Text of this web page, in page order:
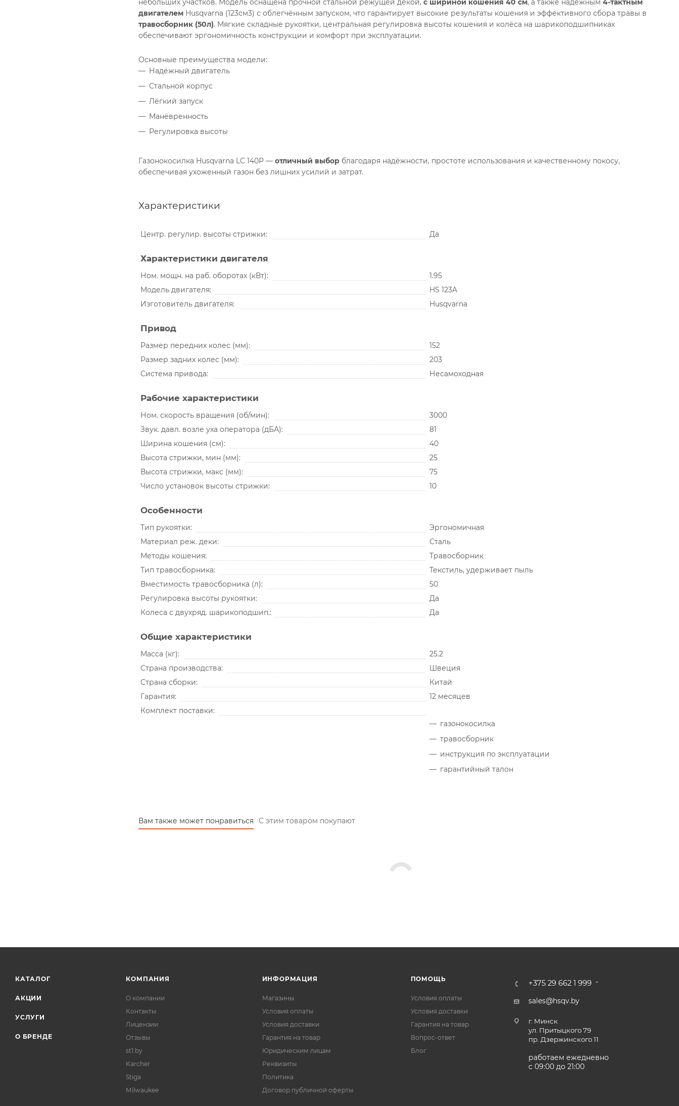
двигателем Husqvarna (123см3) с облегчённым запуском, что гарантирует высокие результаты кошения и эффективного сбора травы в
травосборник (50л). Мягкие складные рукоятки, центральная регулировка высоты кошения и колёса на шарикоподшипниках
обеспечивают эргономичность конструкции и комфорт при эксплуатации.
Основные преимущества модели:
Надёжный двигатель
Стальной корпус
Лёгкий запуск
Манёвренность
Регулировка высоты
Газонокосилка Husqvarna LC 140P — отличный выбор благодаря надёжности, простоте использования и качественному покосу,
обеспечивая ухоженный газон без лишних усилий и затрат.
Характеристики
Центр. регулир. высоты стрижки Да
Характеристики двигателя
Ном. мощн. на раб. оборотах (кВт)
1.95
Модель двигателя
HS 123A
Изготовитель двигателя
Husqvarna
Привод
Размер передних колес (мм)
152
Размер задних колес (мм)
203
Система привода
Несамоходная
Рабочие характеристики
Ном. скорость вращения (об/мин)
3000
Звук. давл. возле уха оператора (дБА)
81
Ширина кошения (см)
40
Высота стрижки, мин (мм)
25
Высота стрижки, макс (мм)
75
Число установок высоты стрижки
10
Особенности
Тип рукоятки
Эргономичная
Материал реж. деки
Сталь
Методы кошения
Травосборник
Тип травосборника
Текстиль, удерживает пыль
Вместимость травосборника (л)
50
Регулировка высоты рукоятки
Да
Колеса с двухряд. шарикоподшип.
Да
Общие характеристики
Масса (кг)
25.2
Страна производства
Швеция
Страна сборки
Китай
Гарантия
12 месяцев
Комплект поставки
газонокосилка
травосборник
инструкция по эксплуатации
гарантийный талон
Вам также может понравиться С этим товаром покупают
КАТАЛОГ
АКЦИИ
УСЛУГИ
О БРЕНДЕ
КОМПАНИЯ
О компании
Контакты
Лицензии
Отзывы
st1.by
Karcher
Stiga
Milwaukee
ИНФОРМАЦИЯ
Магазины
Условия оплаты
Условия доставки
Гарантия на товар
Юридическим лицам
Реквизиты
Политика
Договор публичной оферты
ПОМОЩЬ
Условия оплаты
Условия доставки
Гарантия на товар
Вопрос-ответ
Блог
+375 29 662 1 999
sales@hsqv.by
г. Минск
ул. Притыцкого 79
пр. Дзержинского 11
работаем ежедневно
с 09:00 до 21:00